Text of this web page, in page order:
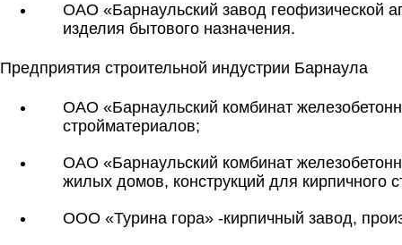
ОАО «Барнаульский завод геофизической
изделия бытового назначения.
Предприятия строительной индустрии Барнаула
ОАО «Барнаульский комбинат
стройматериалов;
ОАО «Барнаульский комбинат
жилых домов, конструкций для кирпичного
ООО «Турина гора» -кирпичный завод,